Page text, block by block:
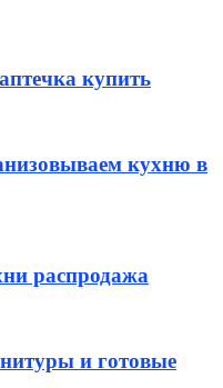
купить
кухню в
распродажа
и готовые